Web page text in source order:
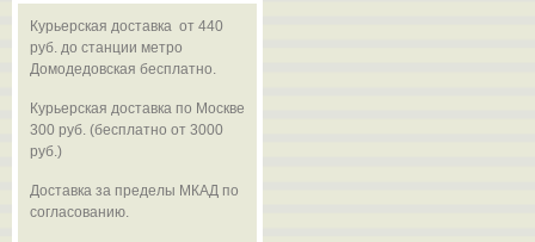
Курьерская доставка от 440
руб. до станции метро
Домодедовская бесплатно.
Курьерская доставка по Москве
300 руб. (бесплатно от 3000
руб.)
Доставка за пределы МКАД по
согласованию.